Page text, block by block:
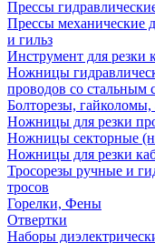
Прессы
Прессы механические
и гильз
Инструмент для резки
Ножницы
проводов со стальным
Болторезы,
Ножницы для резки
Ножницы секторные
Ножницы для резки
Тросорезы ручные и
тросов
Горелки, Фены
Отвертки
Наборы